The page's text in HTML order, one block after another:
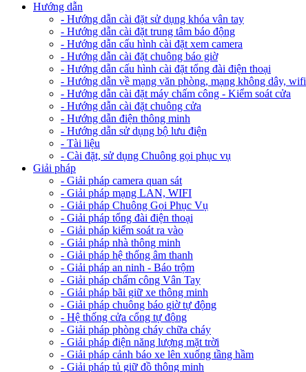
Hướng dẫn
- Hướng dẫn cài đặt sử dụng khóa vân tay
- Hướng dẫn cài đặt trung tâm báo động
- Hướng dẫn cấu hình cài đặt xem camera
- Hướng dẫn cài đặt chuông báo giờ
- Hướng dẫn cấu hình cài đặt tổng đài điện thoại
- Hướng dẫn về mạng văn phòng, mạng không dây, wifi
- Hướng dẫn cài đặt máy chấm công - Kiểm soát cửa
- Hướng dẫn cài đặt chuông cửa
- Hướng dẫn điện thông minh
- Hướng dẫn sử dụng bộ lưu điện
- Tài liệu
- Cài đặt, sử dụng Chuông gọi phục vụ
Giải pháp
- Giải pháp camera quan sát
- Giải pháp mạng LAN, WIFI
- Giải pháp Chuông Gọi Phục Vụ
- Giải pháp tổng đài điện thoại
- Giải pháp kiểm soát ra vào
- Giải pháp nhà thông minh
- Giải pháp hệ thống âm thanh
- Giải pháp an ninh - Báo trộm
- Giải pháp chấm công Vân Tay
- Giải pháp bãi giữ xe thông minh
- Giải pháp chuông báo giờ tự động
- Hệ thống cửa cổng tự động
- Giải pháp phòng cháy chữa cháy
- Giải pháp điện năng lượng mặt trời
- Giải pháp cảnh báo xe lên xuống tầng hầm
- Giải pháp tủ giữ đồ thông minh